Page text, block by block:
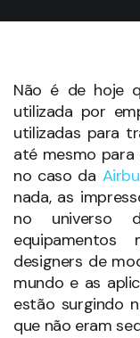
Não é de hoje
utilizada por
utilizadas para
até mesmo para
no caso da
nada, as
no universo
designers de
mundo e as
estão surgindo
que não eram